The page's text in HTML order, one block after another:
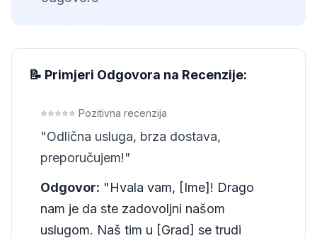
📝 Primjeri Odgovora na Recenzije:
⭐⭐⭐⭐⭐ Pozitivna recenzija
"Odlična usluga, brza dostava,
preporučujem!"
Odgovor: "Hvala vam, [Ime]! Drago
nam je da ste zadovoljni našom
uslugom. Naš tim u [Grad] se trudi